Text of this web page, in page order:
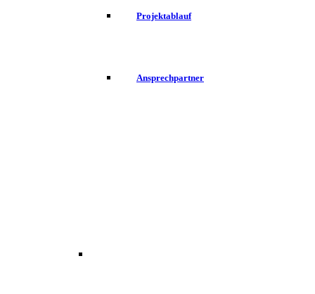
Projektablauf
Ansprechpartner